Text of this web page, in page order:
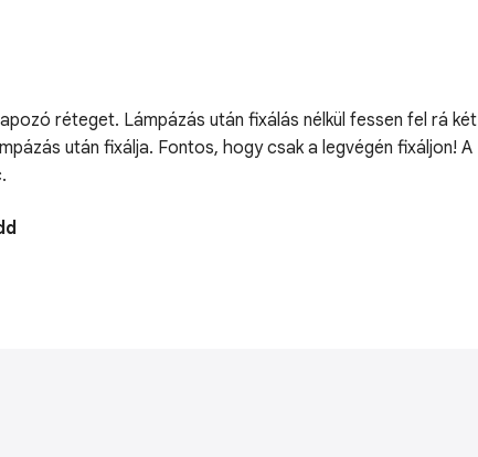
réteget. Lámpázás után fixálás nélkül fessen fel rá két
után fixálja. Fontos, hogy csak a legvégén fixáljon! A